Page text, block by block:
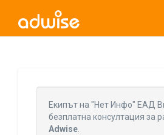
Уважаеми рекламодатели, с
бихме искали да Ви уведомим, че
прекратява услугата
г
Eкипът на "Нет Инфо" ЕАД
безплатна консултация за
Adwise.